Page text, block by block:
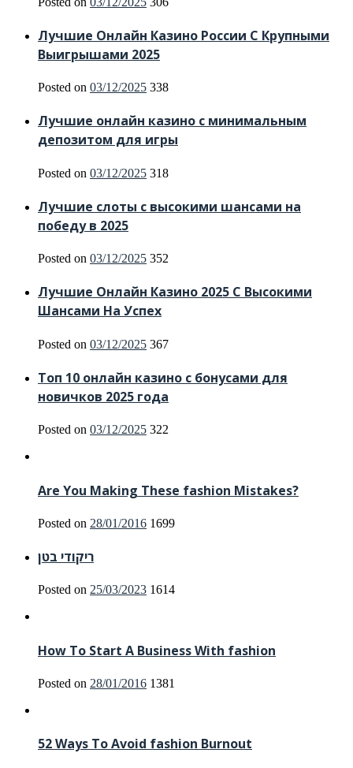
Лучшие Онлайн Казино России С Крупными
Выигрышами 2025
Posted on 03/12/2025 338
Лучшие онлайн казино с минимальным
депозитом для игры
Posted on 03/12/2025 318
Лучшие слоты с высокими шансами на
победу в 2025
Posted on 03/12/2025 352
Лучшие Онлайн Казино 2025 С Высокими
Шансами На Успех
Posted on 03/12/2025 367
Топ 10 онлайн казино с бонусами для
новичков 2025 года
Posted on 03/12/2025 322
Are You Making These fashion Mistakes?
Posted on 28/01/2016 1699
ריקודי בטן
Posted on 25/03/2023 1614
How To Start A Business With fashion
Posted on 28/01/2016 1381
52 Ways To Avoid fashion Burnout